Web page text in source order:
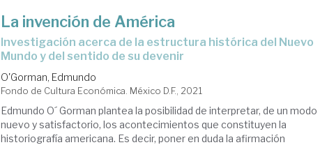
La invención de América
investigación acerca de la estructura histórica del Nuevo
Mundo y del sentido de su devenir
O'Gorman, Edmundo
Fondo de Cultura Económica. México D.F., 2021
Edmundo O´ Gorman plantea la posibilidad de interpretar, de un modo
nuevo y satisfactorio, los acontecimientos que constituyen la
historiografía americana. Es decir, poner en duda la afirmación